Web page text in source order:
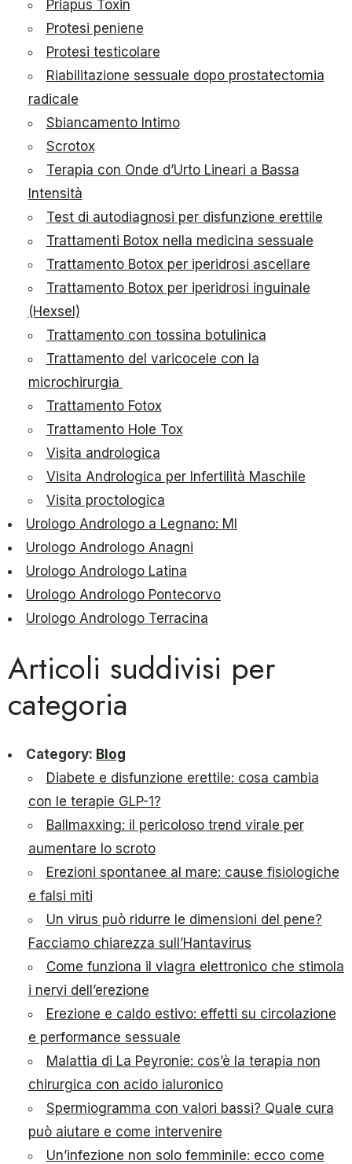
Priapus Toxin
Protesi peniene
Protesi testicolare
Riabilitazione sessuale dopo prostatectomia
radicale
Sbiancamento Intimo
Scrotox
Terapia con Onde d’Urto Lineari a Bassa
Intensità
Test di autodiagnosi per disfunzione erettile
Trattamenti Botox nella medicina sessuale
Trattamento Botox per iperidrosi ascellare
Trattamento Botox per iperidrosi inguinale
(Hexsel)
Trattamento con tossina botulinica
Trattamento del varicocele con la
microchirurgia
Trattamento Fotox
Trattamento Hole Tox
Visita andrologica
Visita Andrologica per Infertilità Maschile
Visita proctologica
Urologo Andrologo a Legnano: MI
Urologo Andrologo Anagni
Urologo Andrologo Latina
Urologo Andrologo Pontecorvo
Urologo Andrologo Terracina
Articoli suddivisi per
categoria
Category: Blog
Diabete e disfunzione erettile: cosa cambia
con le terapie GLP-1?
Ballmaxxing: il pericoloso trend virale per
aumentare lo scroto
Erezioni spontanee al mare: cause fisiologiche
e falsi miti
Un virus può ridurre le dimensioni del pene?
Facciamo chiarezza sull’Hantavirus
Come funziona il viagra elettronico che stimola
i nervi dell’erezione
Erezione e caldo estivo: effetti su circolazione
e performance sessuale
Malattia di La Peyronie: cos’è la terapia non
chirurgica con acido ialuronico
Spermiogramma con valori bassi? Quale cura
può aiutare e come intervenire
Un’infezione non solo femminile: ecco come